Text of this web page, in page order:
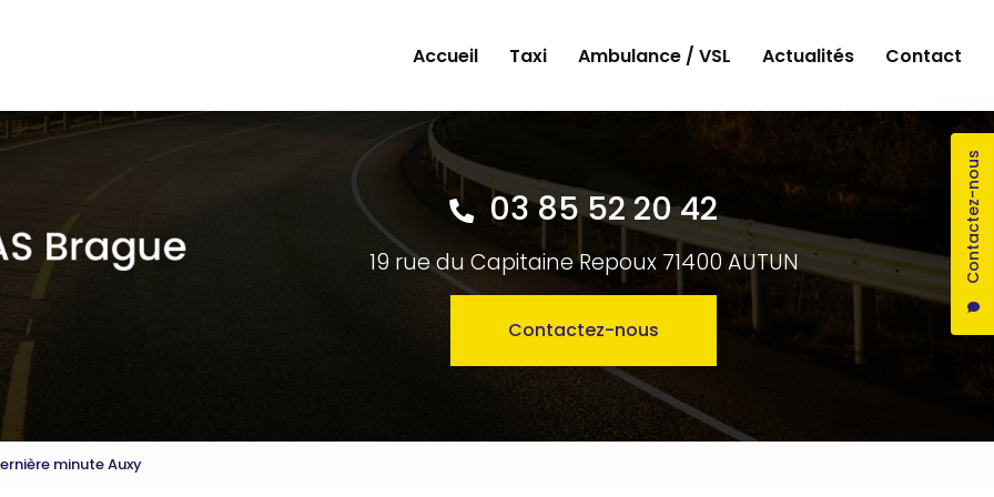
Contactez-nous
Accueil
Taxi Ambulance / VSL Actualités Contact
03 85 52 20 42
19 rue du Capitaine Repoux 71400 AUTUN
Contactez-nous
minute Auxy